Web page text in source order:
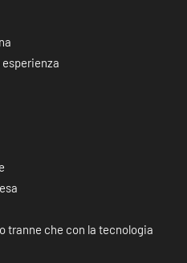
tranne che con la tecnologia